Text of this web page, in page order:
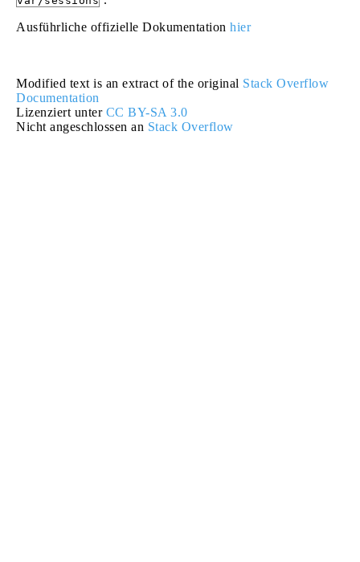
Ausführliche offizielle Dokumentation hier
Modified text is an extract of the original Stack Overflow
Documentation
Lizenziert unter CC BY-SA 3.0
Nicht angeschlossen an Stack Overflow